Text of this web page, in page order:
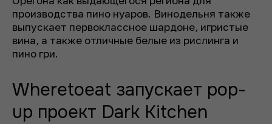
производства пино нуаров. Винодельня также
выпускает первоклассное шардоне, игристые
вина, а также отличные белые из рислинга и
пино гри.
Wheretoeat запускает pop-
up проект Dark Kitchen